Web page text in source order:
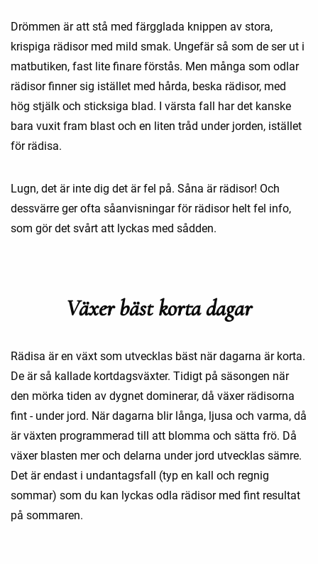
Drömmen är att stå med färgglada knippen av stora,
krispiga rädisor med mild smak. Ungefär så som de ser ut i
matbutiken, fast lite finare förstås. Men många som odlar
rädisor finner sig istället med hårda, beska rädisor, med
hög stjälk och sticksiga blad. I värsta fall har det kanske
bara vuxit fram blast och en liten tråd under jorden, istället
för rädisa.
Lugn, det är inte dig det är fel på. Såna är rädisor! Och
dessvärre ger ofta såanvisningar för rädisor helt fel info,
som gör det svårt att lyckas med sådden.
Växer bäst korta dagar
Rädisa är en växt som utvecklas bäst när dagarna är korta.
De är så kallade kortdagsväxter. Tidigt på säsongen när
den mörka tiden av dygnet dominerar, då växer rädisorna
fint - under jord. När dagarna blir långa, ljusa och varma, då
är växten programmerad till att blomma och sätta frö. Då
växer blasten mer och delarna under jord utvecklas sämre.
Det är endast i undantagsfall (typ en kall och regnig
sommar) som du kan lyckas odla rädisor med fint resultat
på sommaren.